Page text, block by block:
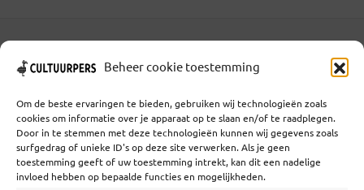
Beheer cookie toestemming
Om de beste ervaringen te bieden, gebruiken wij technologieën zoals
cookies om informatie over je apparaat op te slaan en/of te raadplegen.
Door in te stemmen met deze technologieën kunnen wij gegevens zoals
surfgedrag of unieke ID's op deze site verwerken. Als je geen
toestemming geeft of uw toestemming intrekt, kan dit een nadelige
invloed hebben op bepaalde functies en mogelijkheden.
Coöperatief Cultureel Persbureau U.A. | Salzburg 29 |
Samenwerken
Statuten